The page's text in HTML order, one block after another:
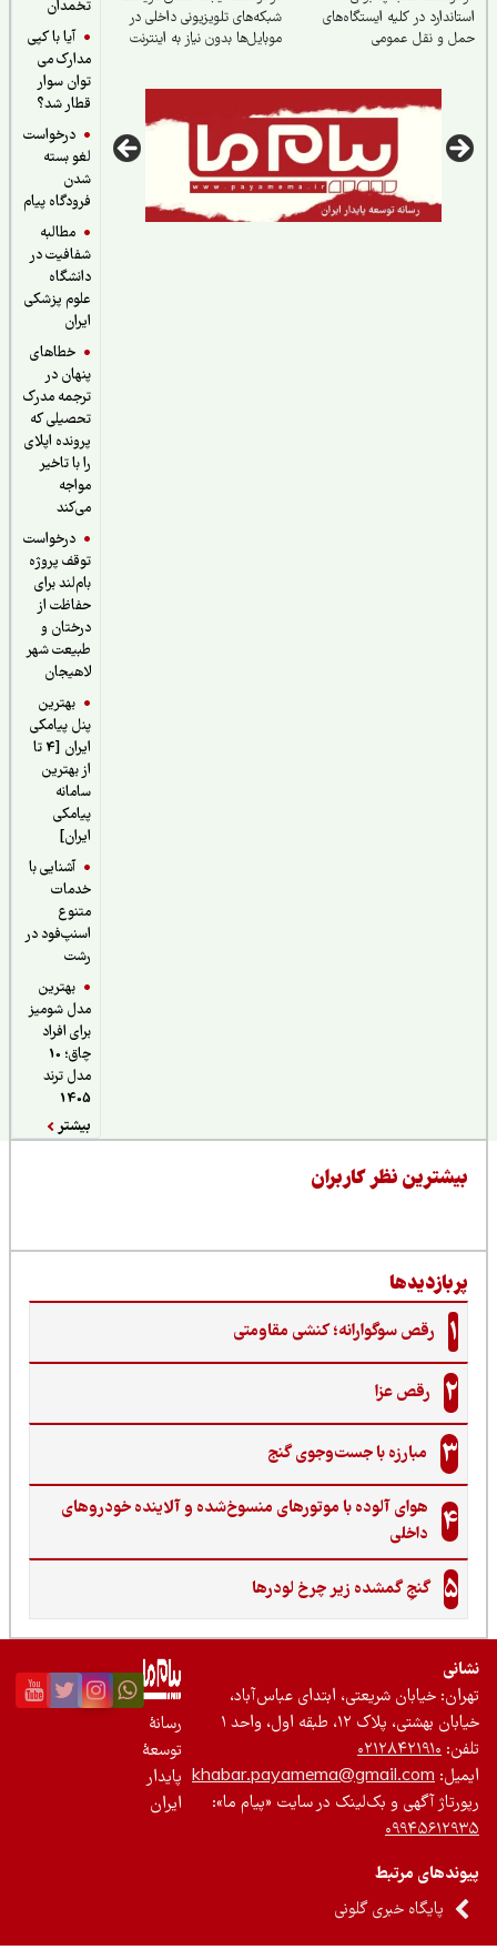
تخمدان
آیا با کپی
مدارک می
توان سوار
قطار شد؟
درخواست
لغو بسته
فرودگاه پیام
مطالبه
شفافیت در
دانشگاه
علوم پزشکی
خطاهای
پنهان در
ترجمه مدرک
تحصیلی که
پرونده اپلای
را با تاخیر
درخواست
توقف پروژه
بام‌لند برای
حفاظت از
درختان و
طبیعت شهر
لاهیجان
بهترین
پنل پیامکی
ایران [4 تا
از بهترین
سامانه
پیامکی
آشنایی با
خدمات
اسنپ‌فود در
بهترین
مدل شومیز
برای افراد
چاق؛ 10
مدل ترند
در کلیه ایستگاه‌های
و نقل عمومی
شبکه‌های تلویزیونی داخلی در
موبایل‌ها بدون نیاز به اینترنت
نظر کاربران
رقص سوگوارانه؛ کنشی مقاومتی
رقص عزا
مبارزه با جست‌وجوی گنج‌
هوای آلوده با موتورهای منسوخ‌شده و آلاینده خودروهای
داخلی
گنجِ گمشده زیر چرخ لودرها
خیابان شریعتی، ابتدای عباس‌آباد،
بهشتی، پلاک ۱۲، طبقه اول، واحد ۱
۰۲۱۲۸۴۲۱۹۱۰
khabar.payamema@gmail.com
آگهی و بک‌لینک در سایت «پیام ما»:
مرتبط
پایگاه خبری گلونی
توسعۀ
پایدار
ایران